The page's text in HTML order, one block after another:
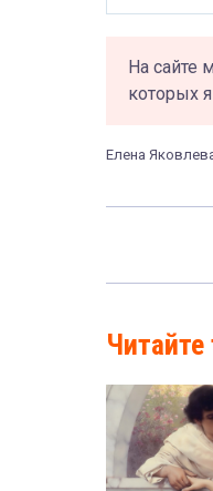
На сайте
которых
Елена